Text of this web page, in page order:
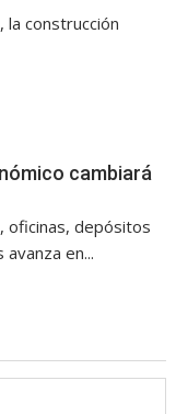
la construcción
cambiará
oficinas, depósitos
en...